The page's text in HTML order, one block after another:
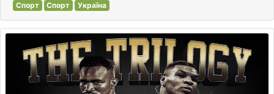
Спорт Спорт Україна